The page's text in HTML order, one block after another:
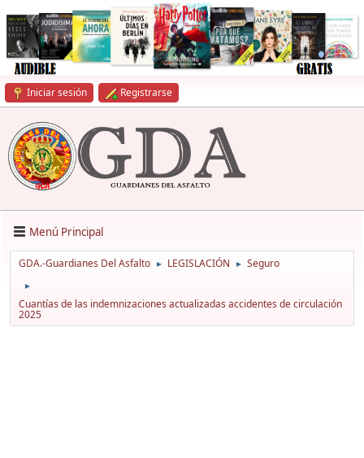
Iniciar sesión Registrarse
Menú Principal
GDA.-Guardianes Del Asfalto ► LEGISLACIÓN ► Seguro
►
Cuantías de las indemnizaciones actualizadas accidentes de circulación
2025